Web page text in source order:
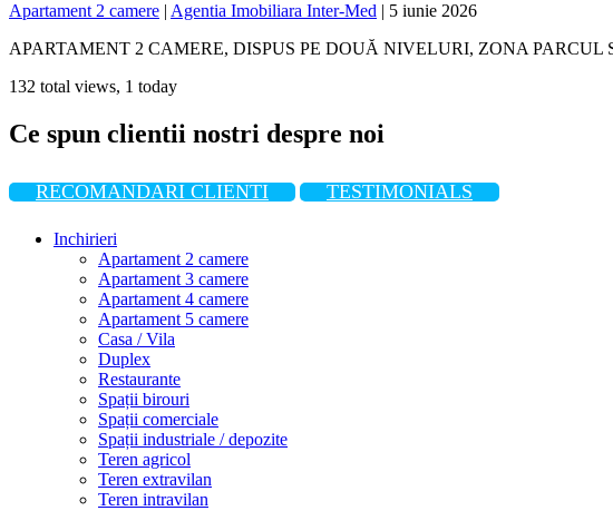
Apartament 2 camere | Agentia Imobiliara Inter-Med | 5 iunie 2026
APARTAMENT 2 CAMERE, DISPUS PE DOUĂ NIVELURI, ZONA PARCUL
132 total views, 1 today
Ce spun clientii nostri despre noi
RECOMANDARI CLIENTI TESTIMONIALS
Inchirieri
Apartament 2 camere
Apartament 3 camere
Apartament 4 camere
Apartament 5 camere
Casa / Vila
Duplex
Restaurante
Spații birouri
Spații comerciale
Spații industriale / depozite
Teren agricol
Teren extravilan
Teren intravilan